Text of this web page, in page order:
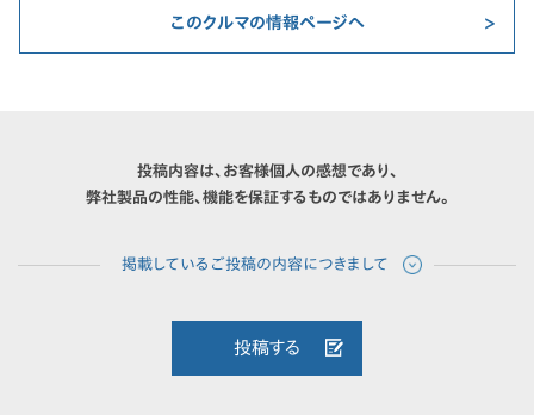
このクルマの情報ページへ
投稿内容は、お客様個人の感想であり、
弊社製品の性能、機能を保証するものではありません。
投稿する